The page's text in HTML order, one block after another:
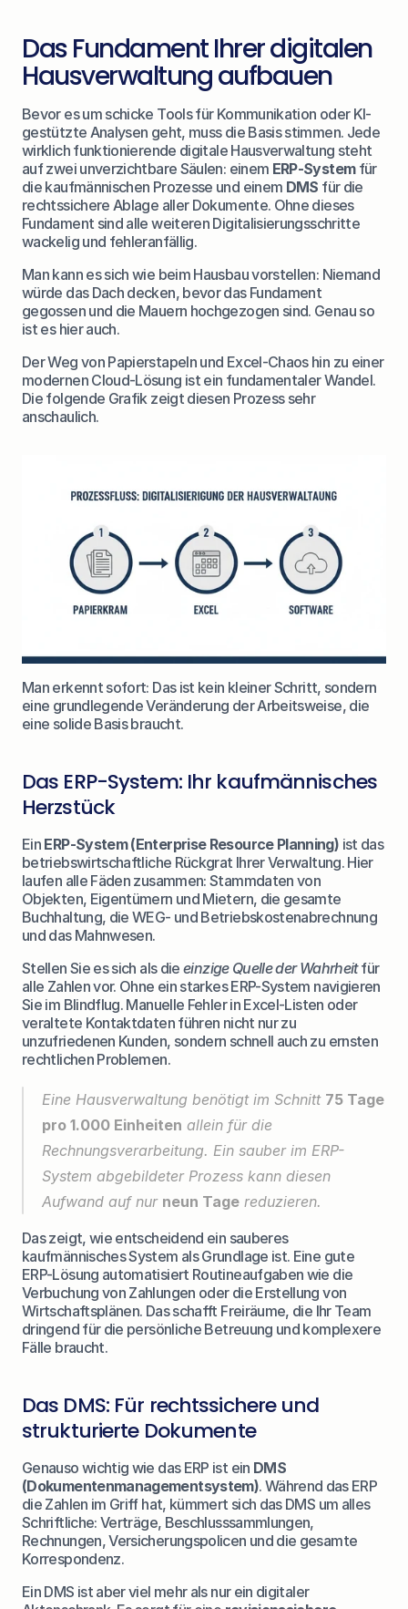
Das Fundament Ihrer digitalen
Hausverwaltung aufbauen
Bevor es um schicke Tools für Kommunikation oder KI-
gestützte Analysen geht, muss die Basis stimmen. Jede
wirklich funktionierende digitale Hausverwaltung steht
auf zwei unverzichtbare Säulen: einem ERP-System für
die kaufmännischen Prozesse und einem DMS für die
rechtssichere Ablage aller Dokumente. Ohne dieses
Fundament sind alle weiteren Digitalisierungsschritte
wackelig und fehleranfällig.
Man kann es sich wie beim Hausbau vorstellen: Niemand
würde das Dach decken, bevor das Fundament
gegossen und die Mauern hochgezogen sind. Genau so
ist es hier auch.
Der Weg von Papierstapeln und Excel-Chaos hin zu einer
modernen Cloud-Lösung ist ein fundamentaler Wandel.
Die folgende Grafik zeigt diesen Prozess sehr
anschaulich.
Man erkennt sofort: Das ist kein kleiner Schritt, sondern
eine grundlegende Veränderung der Arbeitsweise, die
eine solide Basis braucht.
Das ERP-System: Ihr kaufmännisches
Herzstück
Ein ERP-System (Enterprise Resource Planning) ist das
betriebswirtschaftliche Rückgrat Ihrer Verwaltung. Hier
laufen alle Fäden zusammen: Stammdaten von
Objekten, Eigentümern und Mietern, die gesamte
Buchhaltung, die WEG- und Betriebskostenabrechnung
und das Mahnwesen.
Stellen Sie es sich als die einzige Quelle der Wahrheit für
alle Zahlen vor. Ohne ein starkes ERP-System navigieren
Sie im Blindflug. Manuelle Fehler in Excel-Listen oder
veraltete Kontaktdaten führen nicht nur zu
unzufriedenen Kunden, sondern schnell auch zu ernsten
rechtlichen Problemen.
Eine Hausverwaltung benötigt im Schnitt 75 Tage
pro 1.000 Einheiten allein für die
Rechnungsverarbeitung. Ein sauber im ERP-
System abgebildeter Prozess kann diesen
Aufwand auf nur neun Tage reduzieren.
Das zeigt, wie entscheidend ein sauberes
kaufmännisches System als Grundlage ist. Eine gute
ERP-Lösung automatisiert Routineaufgaben wie die
Verbuchung von Zahlungen oder die Erstellung von
Wirtschaftsplänen. Das schafft Freiräume, die Ihr Team
dringend für die persönliche Betreuung und komplexere
Fälle braucht.
Das DMS: Für rechtssichere und
strukturierte Dokumente
Genauso wichtig wie das ERP ist ein DMS
(Dokumentenmanagementsystem). Während das ERP
die Zahlen im Griff hat, kümmert sich das DMS um alles
Schriftliche: Verträge, Beschlusssammlungen,
Rechnungen, Versicherungspolicen und die gesamte
Korrespondenz.
Ein DMS ist aber viel mehr als nur ein digitaler